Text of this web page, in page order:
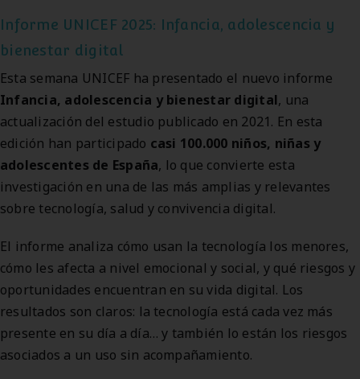
Informe UNICEF 2025: Infancia, adolescencia y
bienestar digital
Esta semana UNICEF ha presentado el nuevo informe
Infancia, adolescencia y bienestar digital, una
actualización del estudio publicado en 2021. En esta
edición han participado casi 100.000 niños, niñas y
adolescentes de España, lo que convierte esta
investigación en una de las más amplias y relevantes
sobre tecnología, salud y convivencia digital.
El informe analiza cómo usan la tecnología los menores,
cómo les afecta a nivel emocional y social, y qué riesgos y
oportunidades encuentran en su vida digital. Los
resultados son claros: la tecnología está cada vez más
presente en su día a día… y también lo están los riesgos
asociados a un uso sin acompañamiento.